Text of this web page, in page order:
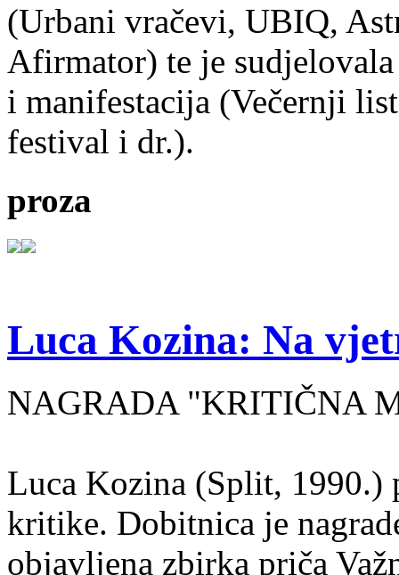
(Urbani vračevi, UBIQ,
Afirmator) te je
i manifestacija (Večernji
festival i dr.).
proza
Luca Kozina: Na
NAGRADA "KRITIČNA
Luca Kozina (Split, 1990.)
kritike. Dobitnica je
objavljena zbirka priča